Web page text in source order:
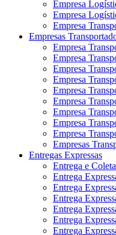
Empresa
Empresa
Empresa
Empresas
Empresa
Empresa
Empresa
Empresa
Empresa
Empresa
Empresa
Empresa
Empresa
Empresas
Entregas Expressas
Entrega e
Entrega
Entrega
Entrega
Entrega
Entrega
Entrega